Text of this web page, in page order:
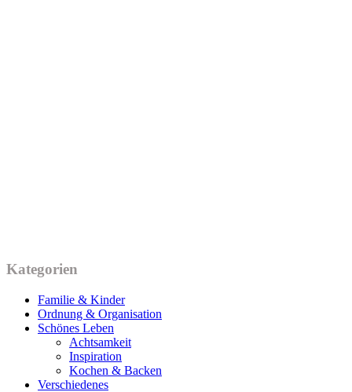
Kategorien
Familie & Kinder
Ordnung & Organisation
Schönes Leben
Achtsamkeit
Inspiration
Kochen & Backen
Verschiedenes